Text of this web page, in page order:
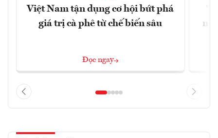
Việt Nam tận dụng cơ hội bứt phá
giá trị cà phê từ chế biến sâu
Đọc ngay